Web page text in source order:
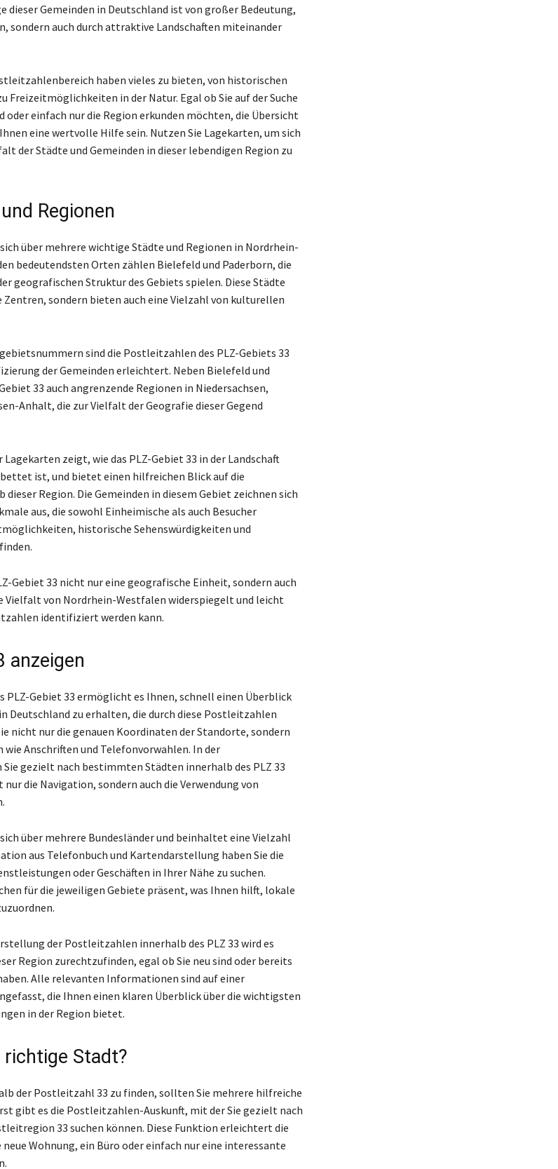
dieser Gemeinden in Deutschland ist von großer Bedeutung,
sondern auch durch attraktive Landschaften miteinander
haben vieles zu bieten, von historischen
Freizeitmöglichkeiten in der Natur. Egal ob Sie auf der Suche
oder einfach nur die Region erkunden möchten, die Übersicht
eine wertvolle Hilfe sein. Nutzen Sie Lagekarten, um sich
der Städte und Gemeinden in dieser lebendigen Region zu
Regionen
über mehrere wichtige Städte und Regionen in Nordrhein-
bedeutendsten Orten zählen Bielefeld und Paderborn, die
geografischen Struktur des Gebiets spielen. Diese Städte
sondern bieten auch eine Vielzahl von kulturellen
sind die Postleitzahlen des PLZ-Gebiets 33
der Gemeinden erleichtert. Neben Bielefeld und
33 auch angrenzende Regionen in Niedersachsen,
Anhalt, die zur Vielfalt der Geografie dieser Gegend
zeigt, wie das PLZ-Gebiet 33 in der Landschaft
ist, und bietet einen hilfreichen Blick auf die
Region. Die Gemeinden in diesem Gebiet zeichnen sich
aus, die sowohl Einheimische als auch Besucher
historische Sehenswürdigkeiten und
Gebiet 33 nicht nur eine geografische Einheit, sondern auch
Vielfalt von Nordrhein-Westfalen widerspiegelt und leicht
identifiziert werden kann.
anzeigen
PLZ-Gebiet 33 ermöglicht es Ihnen, schnell einen Überblick
Deutschland zu erhalten, die durch diese Postleitzahlen
nicht nur die genauen Koordinaten der Standorte, sondern
Anschriften und Telefonvorwahlen. In der
gezielt nach bestimmten Städten innerhalb des PLZ 33
die Navigation, sondern auch die Verwendung von
über mehrere Bundesländer und beinhaltet eine Vielzahl
aus Telefonbuch und Kartendarstellung haben Sie die
oder Geschäften in Ihrer Nähe zu suchen.
für die jeweiligen Gebiete präsent, was Ihnen hilft, lokale
der Postleitzahlen innerhalb des PLZ 33 wird es
Region zurechtzufinden, egal ob Sie neu sind oder bereits
Alle relevanten Informationen sind auf einer
die Ihnen einen klaren Überblick über die wichtigsten
in der Region bietet.
richtige Stadt?
der Postleitzahl 33 zu finden, sollten Sie mehrere hilfreiche
gibt es die Postleitzahlen-Auskunft, mit der Sie gezielt nach
33 suchen können. Diese Funktion erleichtert die
neue Wohnung, ein Büro oder einfach nur eine interessante